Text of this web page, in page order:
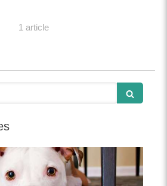
1 article